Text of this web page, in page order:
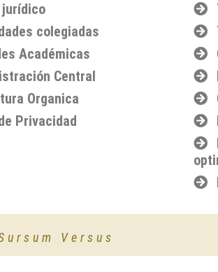
colegiadas
Académicas
Central
Organica
Privacidad
Versus